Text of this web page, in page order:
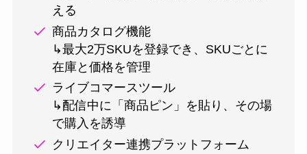
える
商品カタログ機能
↳最大2万SKUを登録でき、SKUごとに
在庫と価格を管理
ライブコマースツール
↳配信中に「商品ピン」を貼り、その場
で購入を誘導
クリエイター連携プラットフォーム